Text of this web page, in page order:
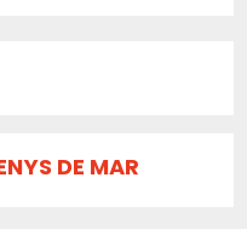
DE MAR